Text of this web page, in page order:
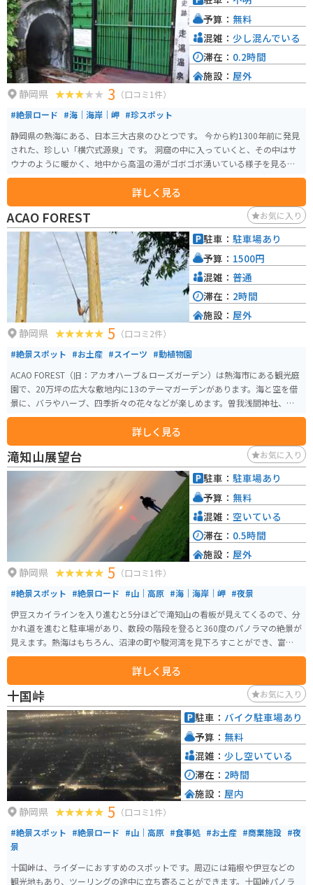
静岡県 3 （口コミ1件）
#絶景ロード #海｜海岸｜岬 #珍スポット
静岡県の熱海にある、日本三大古泉のひとつです。 今から約1300年前に発見
された、珍しい「横穴式源泉」です。 洞窟の中に入っていくと、その中はサ
ウナのように暖かく、地中から高温の湯がゴボゴボ湧いている様子を見るこ
とができます。 以前は足湯があったようですが、2023年3月現在足湯は閉鎖
されており、源泉の見学だけとなっています。
詳しく見る
予算： 無料
混雑： 少し混んでいる
滞在： 0.2時間
施設： 屋外
ACAO FOREST お気に入り
静岡県 5 （口コミ2件）
#絶景スポット #お土産 #スイーツ #動植物園
ACAO FOREST（旧：アカオハーブ＆ローズガーデン）は熱海市にある観光庭
園で、20万坪の広大な敷地内に13のテーマガーデンがあります。海と空を借
景に、バラやハーブ、四季折々の花々などが楽しめます。曽我浅間神社、手
作り体験施設、カフェ、ショッピング施設などもあり、一日中楽しめます。
特に5月上旬から6月中旬のバラのシーズンは必見です。また、「COEDA HOU
SE」という木造建築のカフェもあります。2015年に「優秀庭園賞」を受賞し
ています。
詳しく見る
駐車： 駐車場あり
予算： 1500円
混雑： 普通
滞在： 2時間
施設： 屋外
滝知山展望台 お気に入り
静岡県 5 （口コミ1件）
#絶景スポット #絶景ロード #山｜高原 #海｜海岸｜岬 #夜景
伊豆スカイラインを入り進むと5分ほどで滝知山の看板が見えてくるので、分
かれ道を進むと駐車場があり、数段の階段を登ると360度のパノラマの絶景が
見えます。熱海はもちろん、沼津の町や駿河湾を見下ろすことができ、富士山
も遮るものなしに見ることができます。
詳しく見る
駐車： 駐車場あり
予算： 無料
混雑： 空いている
滞在： 0.5時間
施設： 屋外
十国峠 お気に入り
静岡県 5 （口コミ1件）
#絶景スポット #絶景ロード #山｜高原 #食事処 #お土産 #商業施設 #夜
景
十国峠は、ライダーにおすすめのスポットです。周辺には箱根や伊豆などの
観光地もあり、ツーリングの途中に立ち寄ることができます。十国峠パノラ
駐車： バイク駐車場あり
予算： 無料
混雑： 少し空いている
滞在： 2時間
施設： 屋内